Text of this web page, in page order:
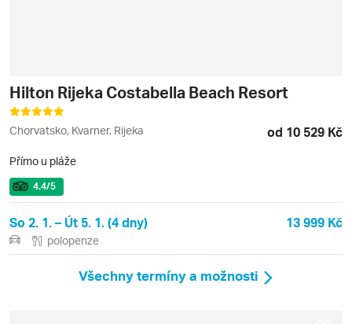
Hilton Rijeka Costabella Beach Resort
Chorvatsko, Kvarner, Rijeka od 10 529 Kč
Přímo u pláže
4.4/5
So 2. 1. – Út 5. 1. (4 dny) 13 999 Kč
polopenze
Všechny termíny a možnosti